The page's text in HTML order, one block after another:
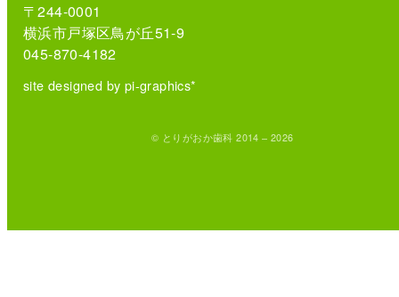
〒244-0001
横浜市戸塚区鳥が丘51-9
045-870-4182
site designed by pi-graphics*
© とりがおか歯科 2014 – 2026